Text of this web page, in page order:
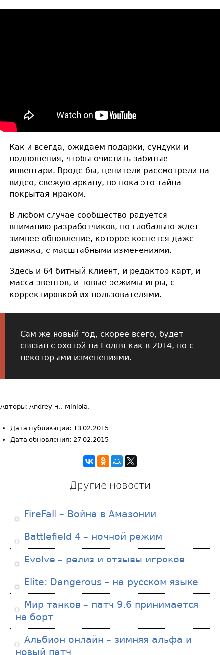
Как и всегда, ожидаем подарки, сундуки и
подношения, чтобы очистить забитые
инвентари. Вроде бы, ценители рассмотрели на
видео, свежую аркану, но пока это тайна
покрытая мраком.
В любом случае сообщество радуется
вниманию разработчиков, но глобально ждет
зимнее обновление, которое коснется даже
движка, с масштабными изменениями.
Здесь и 64 битный клиент, и редактор карт, и
масса эвентов, и новые режимы игры, с
корректировкой их пользователями.
Сам же новый год, скорее всего, будет
связан с охотой на Годня как в 2014, но с
некоторыми изменениями.
Авторы: Andrey H., Miniola.
Дата публикации: 13.02.2015
Дата обновления: 27.02.2015
Другие новости
FireFall – Война в Амазонии
Battlefield 4 – ночной режим
Evolve – релиз и отзывы игроков
Elite: Dangerous – на русском языке
Мир танков – патч 9.6 принимается
на борт
Альбион онлайн – зимняя альфа и
новый патч